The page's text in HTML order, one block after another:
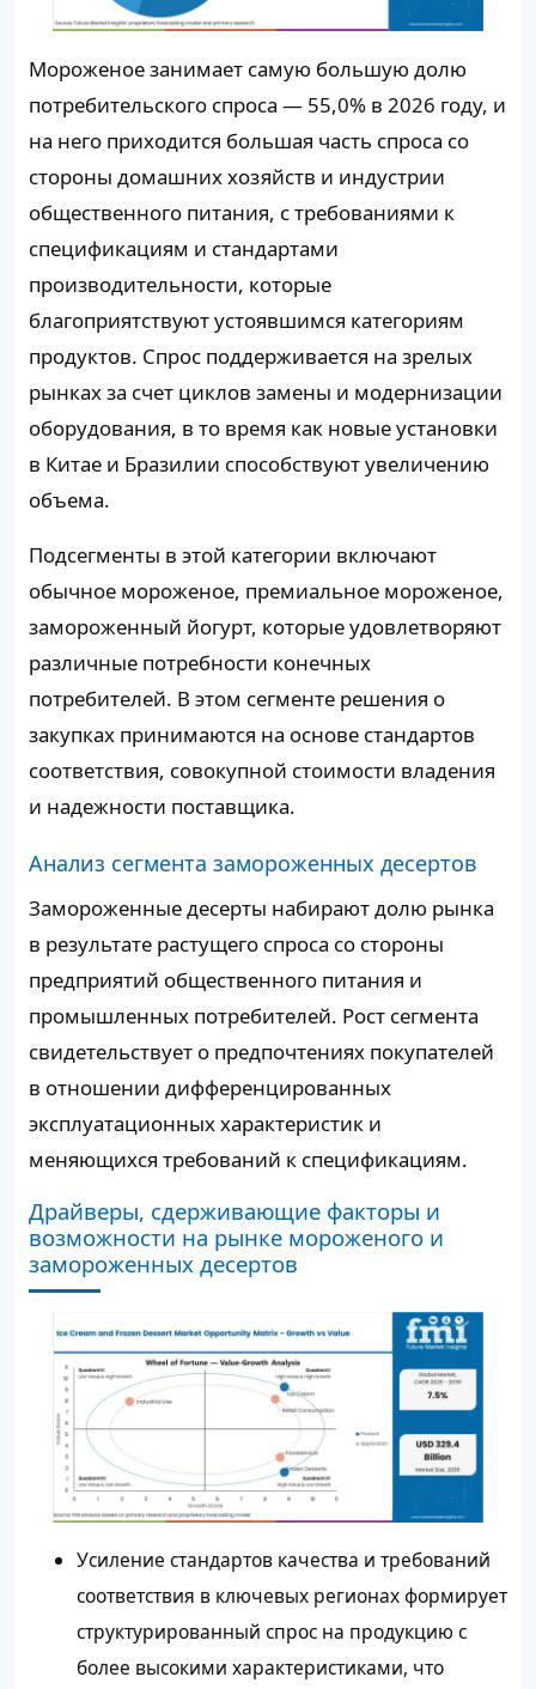
Мороженое занимает самую большую долю
потребительского спроса — 55,0% в 2026 году, и
на него приходится большая часть спроса со
стороны домашних хозяйств и индустрии
общественного питания, с требованиями к
спецификациям и стандартами
производительности, которые
благоприятствуют устоявшимся категориям
продуктов. Спрос поддерживается на зрелых
рынках за счет циклов замены и модернизации
оборудования, в то время как новые установки
в Китае и Бразилии способствуют увеличению
объема.
Подсегменты в этой категории включают
обычное мороженое, премиальное мороженое,
замороженный йогурт, которые удовлетворяют
различные потребности конечных
потребителей. В этом сегменте решения о
закупках принимаются на основе стандартов
соответствия, совокупной стоимости владения
и надежности поставщика.
Анализ сегмента замороженных десертов
Замороженные десерты набирают долю рынка
в результате растущего спроса со стороны
предприятий общественного питания и
промышленных потребителей. Рост сегмента
свидетельствует о предпочтениях покупателей
в отношении дифференцированных
эксплуатационных характеристик и
меняющихся требований к спецификациям.
Драйверы, сдерживающие факторы и
возможности на рынке мороженого и
замороженных десертов
Усиление стандартов качества и требований
соответствия в ключевых регионах формирует
структурированный спрос на продукцию с
более высокими характеристиками, что